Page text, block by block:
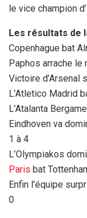
le vice champion
Les résultats de
Copenhague bat
Paphos arrache le
Victoire d’Arsenal
L’Atletico Madrid
L’Atalanta
Eindhoven va
1 à 4
L’Olympiakos
Paris bat
Enfin l’équipe
0